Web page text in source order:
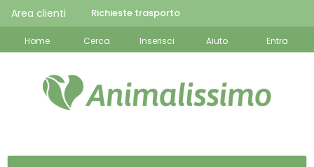
Area clienti Richieste trasporto
Home Cerca Inserisci Aiuto Entra